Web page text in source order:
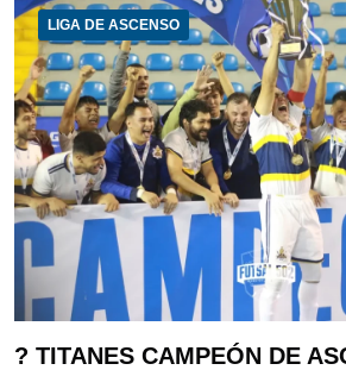
LIGA DE ASCENSO
? TITANES CAMPEÓN DE